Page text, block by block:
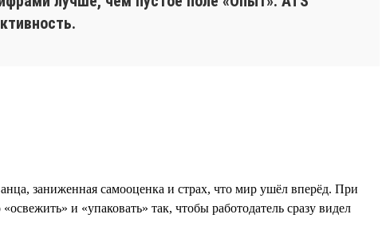
заниженная самооценка и страх, что мир ушёл вперёд. При
и «упаковать» так, чтобы работодатель сразу видел